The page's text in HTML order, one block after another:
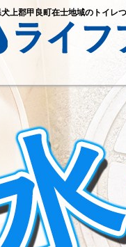
上郡甲良町在士地域のトイレ